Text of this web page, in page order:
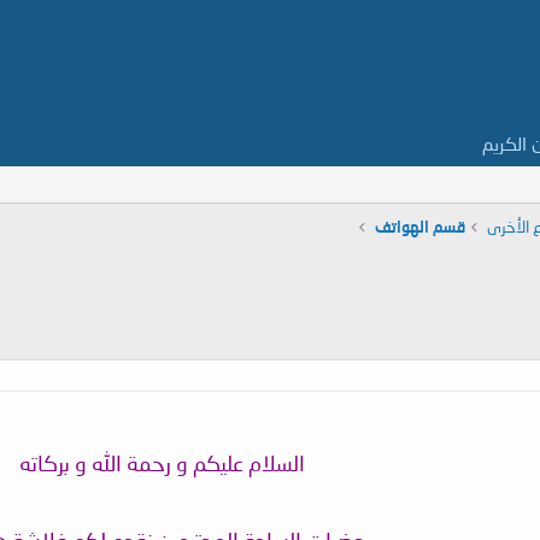
الكريم
الأخرى قسم الهواتف
السلام عليكم و رحمة الله و بركاته